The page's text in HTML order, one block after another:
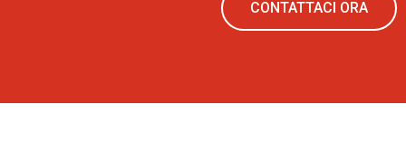
CONTATTACI ORA